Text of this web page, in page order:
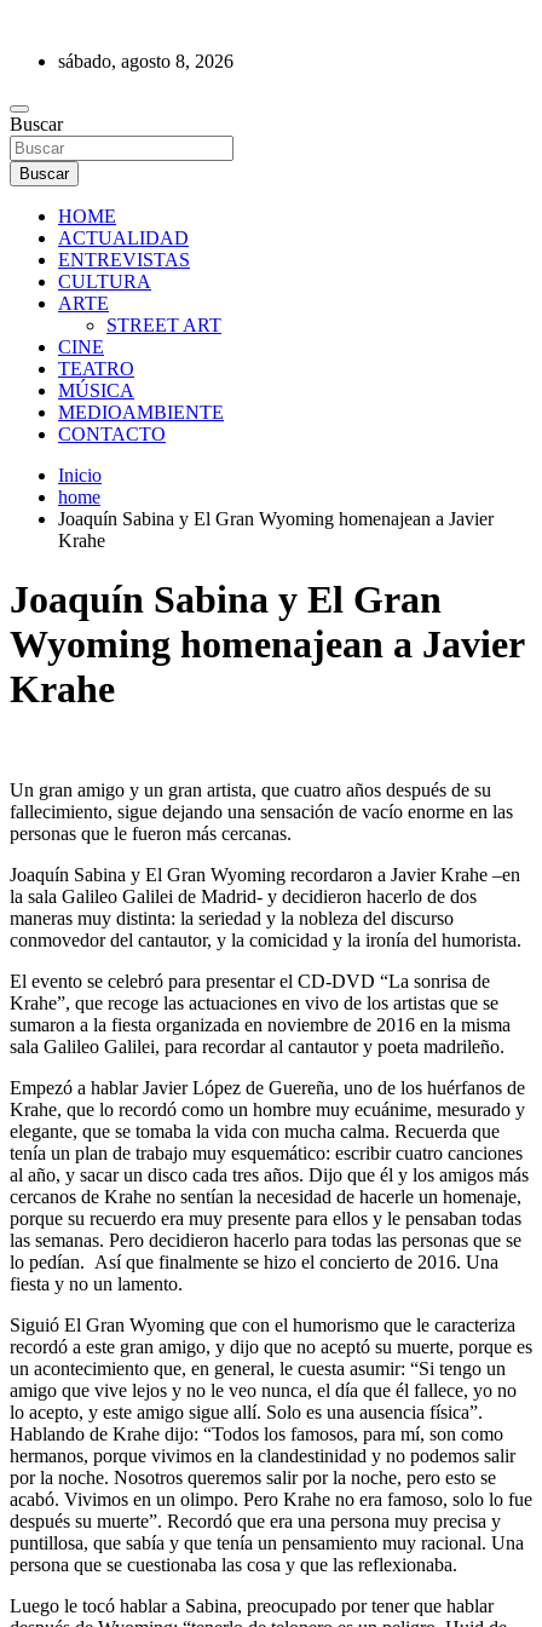
contenidosábado, agosto 8, 2026
REVISTA DE PRENSA
Buscar
Buscar
HOME
ACTUALIDAD
ENTREVISTAS
CULTURA
ARTE
STREET ART
CINE
TEATRO
MÚSICA
MEDIOAMBIENTE
CONTACTO
Inicio
home
Joaquín Sabina y El Gran Wyoming homenajean a Javier
Krahe
Joaquín Sabina y El Gran
Wyoming homenajean a Javier
Krahe
Un gran amigo y un gran artista, que cuatro años después de su
fallecimiento, sigue dejando una sensación de vacío enorme en las
personas que le fueron más cercanas.
Joaquín Sabina y El Gran Wyoming recordaron a Javier Krahe –en
la sala Galileo Galilei de Madrid- y decidieron hacerlo de dos
maneras muy distinta: la seriedad y la nobleza del discurso
conmovedor del cantautor, y la comicidad y la ironía del humorista.
El evento se celebró para presentar el CD-DVD “La sonrisa de
Krahe”, que recoge las actuaciones en vivo de los artistas que se
sumaron a la fiesta organizada en noviembre de 2016 en la misma
sala Galileo Galilei, para recordar al cantautor y poeta madrileño.
Empezó a hablar Javier López de Guereña, uno de los huérfanos de
Krahe, que lo recordó como un hombre muy ecuánime, mesurado y
elegante, que se tomaba la vida con mucha calma. Recuerda que
tenía un plan de trabajo muy esquemático: escribir cuatro canciones
al año, y sacar un disco cada tres años. Dijo que él y los amigos más
cercanos de Krahe no sentían la necesidad de hacerle un homenaje,
porque su recuerdo era muy presente para ellos y le pensaban todas
las semanas. Pero decidieron hacerlo para todas las personas que se
lo pedían. Así que finalmente se hizo el concierto de 2016. Una
fiesta y no un lamento.
Siguió El Gran Wyoming que con el humorismo que le caracteriza
recordó a este gran amigo, y dijo que no aceptó su muerte, porque es
un acontecimiento que, en general, le cuesta asumir: “Si tengo un
amigo que vive lejos y no le veo nunca, el día que él fallece, yo no
lo acepto, y este amigo sigue allí. Solo es una ausencia física”.
Hablando de Krahe dijo: “Todos los famosos, para mí, son como
hermanos, porque vivimos en la clandestinidad y no podemos salir
por la noche. Nosotros queremos salir por la noche, pero esto se
acabó. Vivimos en un olimpo. Pero Krahe no era famoso, solo lo fue
después su muerte”. Recordó que era una persona muy precisa y
puntillosa, que sabía y que tenía un pensamiento muy racional. Una
persona que se cuestionaba las cosa y que las reflexionaba.
Luego le tocó hablar a Sabina, preocupado por tener que hablar